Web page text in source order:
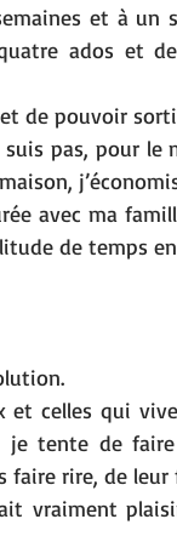
et à
ados et
de pouvoir
pas, pour
avec ma
de temps
et celles qui
je tente de
faire rire, de leur
vraiment